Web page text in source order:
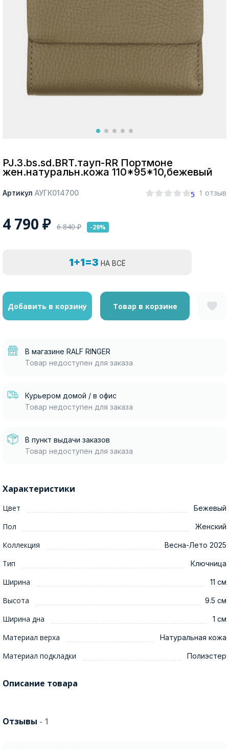
Москва
Да, все верно Изменить город
PJ.3.bs.sd.BRT.тауп-RR Портмоне
жен.натуральн.кожа 110*95*10,бежевый
Артикул АУГК014700 5 1 отзыв
4 790 ₽ 6 840₽ -29%
1+1=3 НА ВСЁ
Добавить в корзину Товар в корзине
В магазине RALF RINGER
Товар недоступен для заказа
Курьером домой / в офис
Товар недоступен для заказа
В пункт выдачи заказов
Товар недоступен для заказа
Характеристики
Цвет Бежевый
Пол Женский
Коллекция Весна-Лето 2025
Тип Ключница
Ширина 11 см
Высота 9.5 см
Ширина дна 1 см
Материал верха Натуральная кожа
Материал подкладки Полиэстер
Описание товара
Отзывы - 1